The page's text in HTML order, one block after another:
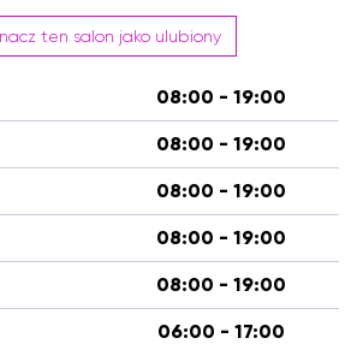
ten salon jako ulubiony
08:00 - 19:00
08:00 - 19:00
08:00 - 19:00
08:00 - 19:00
08:00 - 19:00
06:00 - 17:00